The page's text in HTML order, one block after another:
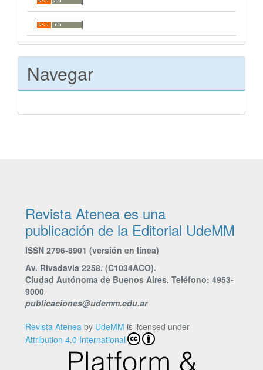
Navegar
Revista Atenea es una
publicación de la Editorial UdeMM
ISSN 2796-8901 (versión en línea)
Av. Rivadavia 2258. (C1034ACO).
Ciudad Autónoma de Buenos Aires. Teléfono: 4953-
9000
publicaciones@udemm.edu.ar
Revista Atenea by UdeMM is licensed under
Attribution 4.0 International